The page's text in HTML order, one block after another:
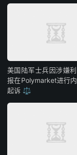
美国陆军士兵因涉嫌
报在Polymarket进行
起诉 ⚖️